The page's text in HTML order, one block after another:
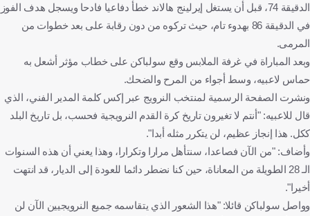
الدقيقة 74، قبل أن يستغل إيرلينج هالاند خطأ دفاعيا فادحا ويسجل هدف الفوز
في الدقيقة 86 بهدوء تام، حيث تركوه من دون رقابة على بعد خطوات من
المرمى.
وبعد المباراة في غرفة الملابس وقع سولباكن على خطاب مؤثر أشعل به
حماس لاعبيه، وسط أجواء من المرح والضحك.
ونشرت الصفحة الرسمية لمنتخب النرويج عبر إكس كلمة المدير الفني، الذي
قال للاعبيه: "أنتم لا تغيرون تاريخ كرة القدم النرويجية فحسب، بل تاريخ البلد
ككل. هذا إنجاز عظيم، لن يتكرر مثله أبدا".
وأضاف: "من الآن فصاعدا، سنتأهل مرارا وتكرارا، وهذا يعني أن هذه السنوات
الـ 28 الطويلة من المعاناة، حين كنا نضطر دائما للعودة إلى الديار، قد انتهت
أخيرا".
وواصل سولباكن قائلا: "هذا الشعور الذي يتقاسمه جميع النرويجيين الآن لن